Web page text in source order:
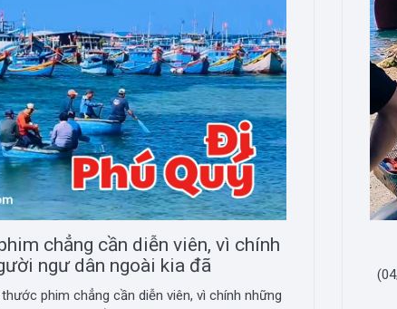
chẳng cần diễn viên, vì chính
ngư dân ngoài kia đã
phim chẳng cần diễn viên, vì chính những